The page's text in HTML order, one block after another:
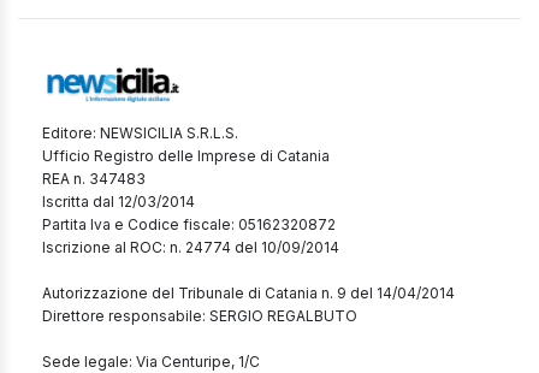
Editore: NEWSICILIA S.R.L.S.
Ufficio Registro delle Imprese di Catania
REA n. 347483
Iscritta dal 12/03/2014
Partita Iva e Codice fiscale: 05162320872
Iscrizione al ROC: n. 24774 del 10/09/2014
Autorizzazione del Tribunale di Catania n. 9 del 14/04/2014
Direttore responsabile: SERGIO REGALBUTO
Sede legale: Via Centuripe, 1/C